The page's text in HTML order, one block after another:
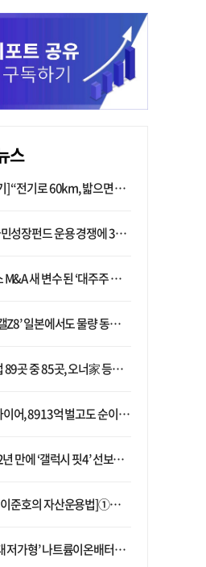
스
60km, 밟으면 462마력”…볼보 XC60 T8의 두 얼굴
운용 경쟁에 33개사 몰렸다…신한·하나 등 새 얼굴 대거 합류
변수 된 ‘대주주 심사’…네이버·두나무 결합도 영향권
에서도 물량 동났다…애플 참전 앞두고 선두 수성 ‘시험대’
, 오너家 등기임원 겸직…BS 46곳·SM 45곳 ‘족벌경영’ 고착화
억 벌고도 순이익 2억…유럽 세부담에 이익 증발
갤럭시 핏4’ 선보이나…웨어러블 생태계 확장 ‘시동’
]①이니시오·JLC ‘부동산’-JLC파트너스 ‘투자’…“부동산 담보대출로 투자재원 확보”
트륨이온배터리 시대 오나…LG화학·에코프로, 상용화 속도낸다